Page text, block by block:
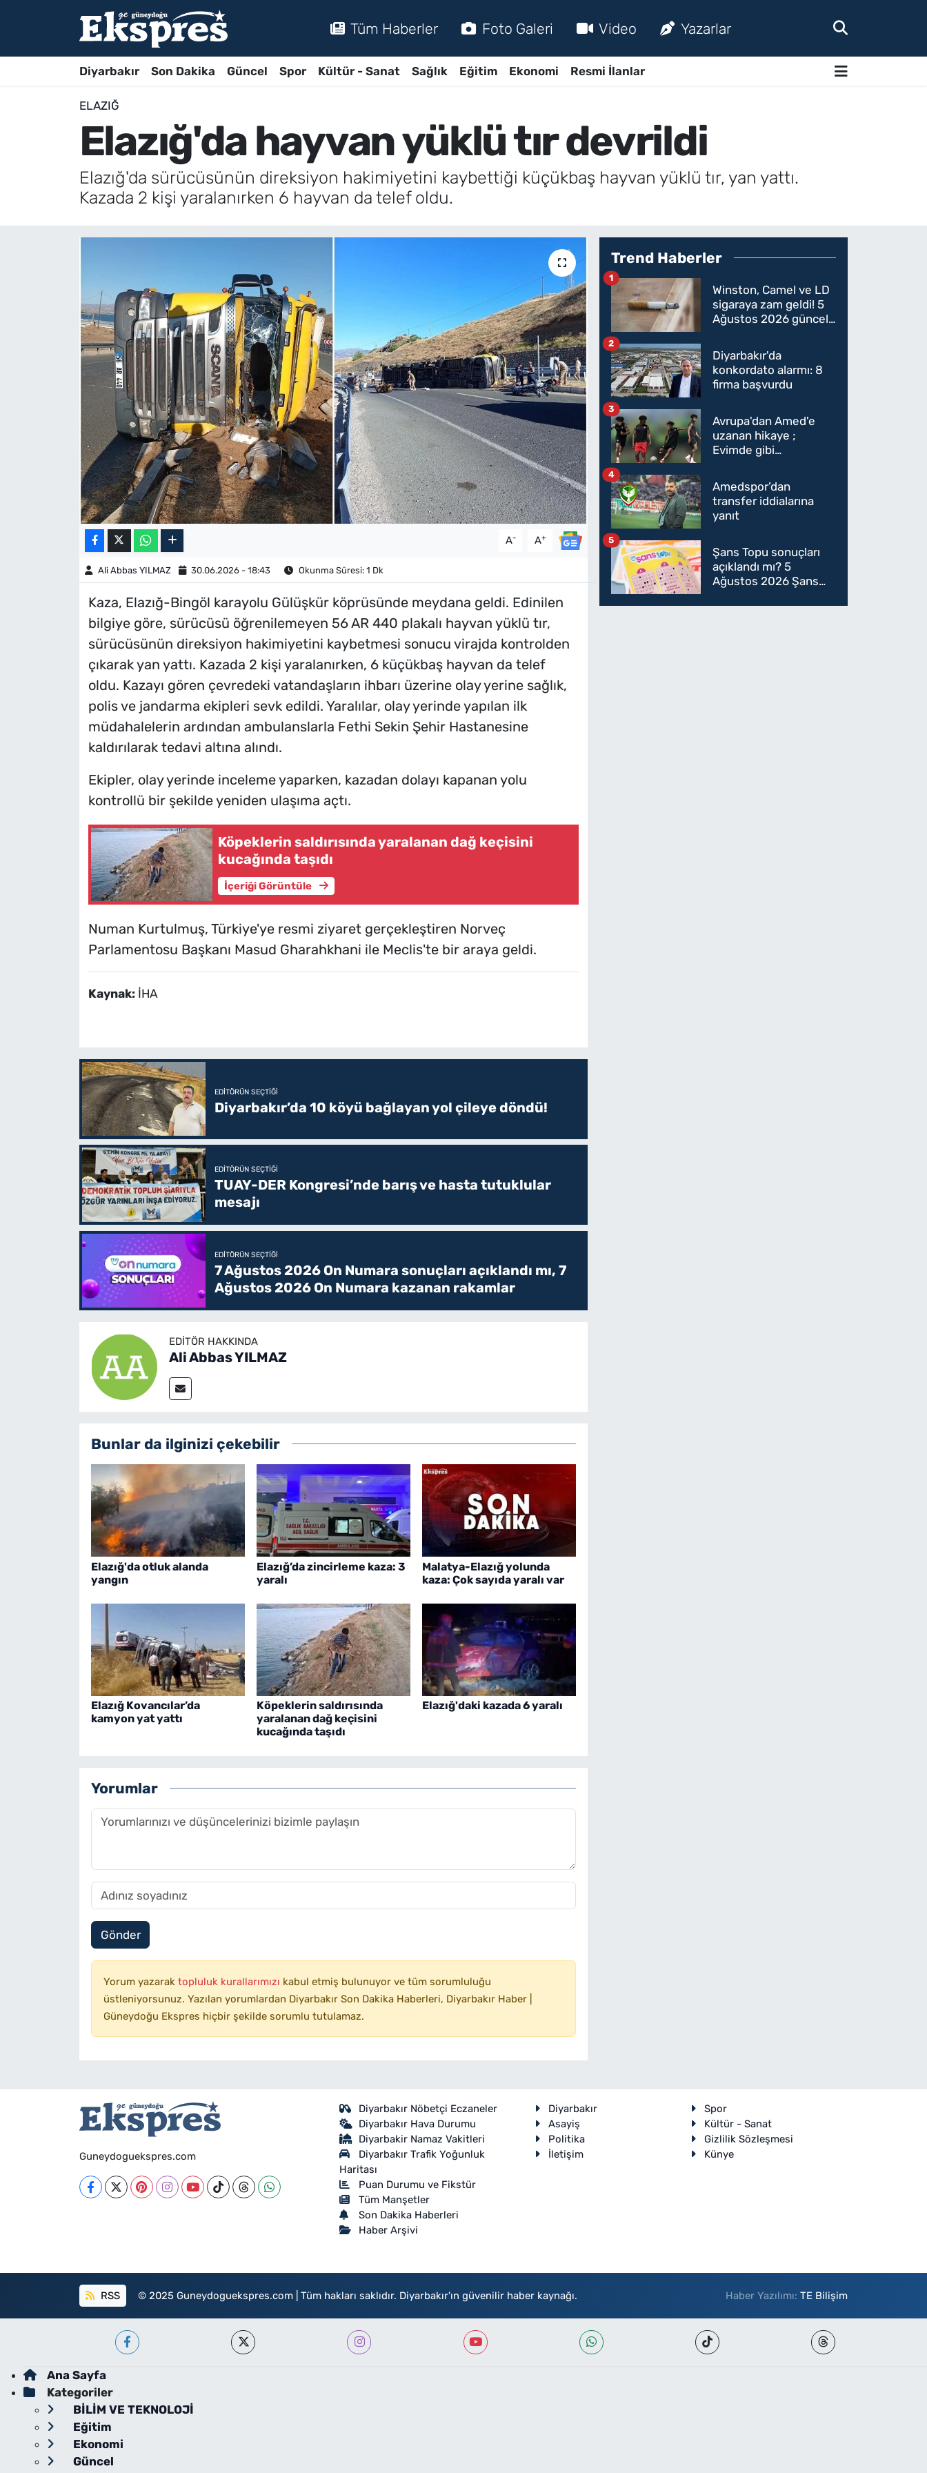
Tüm Haberler Foto Galeri Video Yazarlar
Diyarbakır Son Dakika Güncel Spor Kültür - Sanat Sağlık Eğitim Ekonomi Resmi İlanlar
ELAZIĞ
Elazığ'da hayvan yüklü tır devrildi
Elazığ'da sürücüsünün direksiyon hakimiyetini kaybettiği küçükbaş hayvan yüklü tır, yan yattı.
Kazada 2 kişi yaralanırken 6 hayvan da telef oldu.
A- A+
Ali Abbas YILMAZ 30.06.2026 - 18:43 Okunma Süresi: 1 Dk
Kaza, Elazığ-Bingöl karayolu Gülüşkür köprüsünde meydana geldi. Edinilen
bilgiye göre, sürücüsü öğrenilemeyen 56 AR 440 plakalı hayvan yüklü tır,
sürücüsünün direksiyon hakimiyetini kaybetmesi sonucu virajda kontrolden
çıkarak yan yattı. Kazada 2 kişi yaralanırken, 6 küçükbaş hayvan da telef
oldu. Kazayı gören çevredeki vatandaşların ihbarı üzerine olay yerine sağlık,
polis ve jandarma ekipleri sevk edildi. Yaralılar, olay yerinde yapılan ilk
müdahalelerin ardından ambulanslarla Fethi Sekin Şehir Hastanesine
kaldırılarak tedavi altına alındı.
Ekipler, olay yerinde inceleme yaparken, kazadan dolayı kapanan yolu
kontrollü bir şekilde yeniden ulaşıma açtı.
Köpeklerin saldırısında yaralanan dağ keçisini
kucağında taşıdı
İçeriği Görüntüle
Numan Kurtulmuş, Türkiye'ye resmi ziyaret gerçekleştiren Norveç
Parlamentosu Başkanı Masud Gharahkhani ile Meclis'te bir araya geldi.
Kaynak: İHA
EDITÖRÜN SEÇTIĞI
Diyarbakır’da 10 köyü bağlayan yol çileye döndü!
EDITÖRÜN SEÇTIĞI
TUAY-DER Kongresi’nde barış ve hasta tutuklular
mesajı
EDITÖRÜN SEÇTIĞI
7 Ağustos 2026 On Numara sonuçları açıklandı mı, 7
Ağustos 2026 On Numara kazanan rakamlar
EDITÖR HAKKINDA
Ali Abbas YILMAZ
Bunlar da ilginizi çekebilir
Elazığ'da otluk alanda
yangın
Elazığ’da zincirleme kaza: 3
yaralı
Malatya-Elazığ yolunda
kaza: Çok sayıda yaralı var
Elazığ Kovancılar’da
kamyon yat yattı
Köpeklerin saldırısında
yaralanan dağ keçisini
kucağında taşıdı
Elazığ'daki kazada 6 yaralı
Yorumlar
Gönder
Yorum yazarak topluluk kurallarımızı kabul etmiş bulunuyor ve tüm sorumluluğu
üstleniyorsunuz. Yazılan yorumlardan Diyarbakır Son Dakika Haberleri, Diyarbakır Haber |
Güneydoğu Ekspres hiçbir şekilde sorumlu tutulamaz.
Trend Haberler
Winston, Camel ve LD
sigaraya zam geldi! 5
Ağustos 2026 güncel
oldu
1
Diyarbakır'da
konkordato alarmı: 8
firma başvurdu
2
Avrupa'dan Amed'e
uzanan hikaye ;
Evimde gibi
3
Amedspor’dan
transfer iddialarına
yanıt
4
Şans Topu sonuçları
açıklandı mı? 5
Ağustos 2026 Şans
Ağustos Şans topu
5
Guneydoguekspres.com
Diyarbakır Nöbetçi Eczaneler
Diyarbakır Hava Durumu
Diyarbakir Namaz Vakitleri
Diyarbakır Trafik Yoğunluk
Haritası
Puan Durumu ve Fikstür
Tüm Manşetler
Son Dakika Haberleri
Haber Arşivi
Diyarbakır
Spor
Asayiş
Kültür - Sanat
Politika
Gizlilik Sözleşmesi
İletişim
Künye
RSS © 2025 Guneydoguekspres.com | Tüm hakları saklıdır. Diyarbakır'ın güvenilir haber kaynağı. Haber Yazılımı:TE Bilişim
Ana Sayfa
Kategoriler
BİLİM VE TEKNOLOJİ
Eğitim
Ekonomi
Güncel